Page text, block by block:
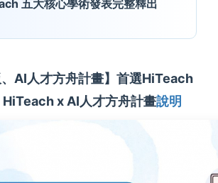
五大核心學術發表完整釋出
、AI人才方舟計畫】首選HiTeach
HiTeach x AI人才方舟計畫說明